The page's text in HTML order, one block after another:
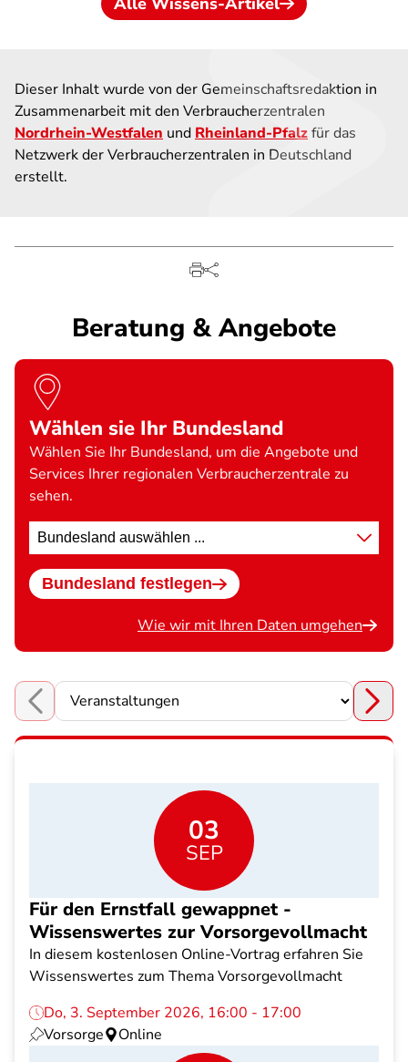
Dieser Inhalt wurde von der Gemeinschaftsredaktion in
Zusammenarbeit mit den Verbraucherzentralen
Nordrhein-Westfalen und Rheinland-Pfalzfür das
Netzwerk der Verbraucherzentralen in Deutschland
erstellt.
Beratung & Angebote
Wählen sie Ihr Bundesland
Wählen Sie Ihr Bundesland, um die Angebote und
Services Ihrer regionalen Verbraucherzentrale zu
sehen.
Standort
wählen
Bundesland festlegen
Wie wir mit Ihren Daten umgehen
Choose a section
03
SEP
Für den Ernstfall gewappnet -
Wissenswertes zur Vorsorgevollmacht
In diesem kostenlosen Online-Vortrag erfahren Sie
Wissenswertes zum Thema Vorsorgevollmacht
Do, 3. September 2026, 16:00 - 17:00
Vorsorge
Online